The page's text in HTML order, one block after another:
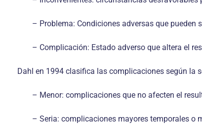
– Problema: Condiciones adversas que pueden
– Complicación: Estado adverso que altera el
Dahl en 1994 clasifica las complicaciones según la
– Menor: complicaciones que no afecten el
– Seria: complicaciones mayores temporales o